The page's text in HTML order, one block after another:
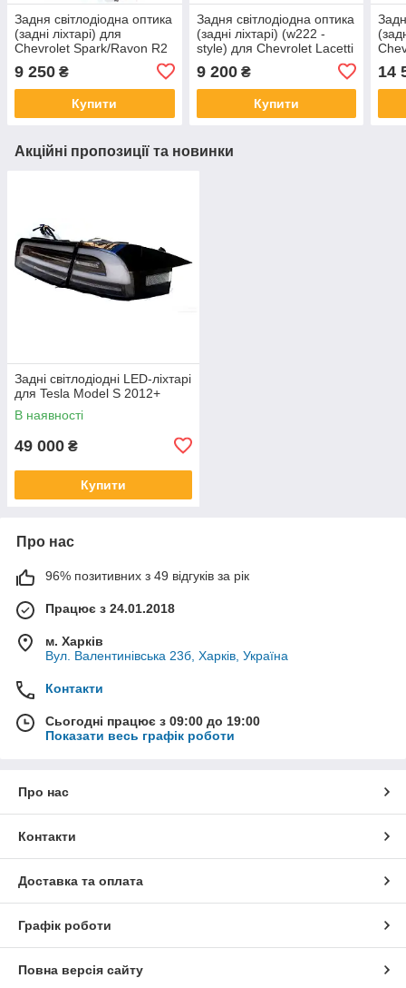
Задня світлодіодна оптика
(задні ліхтарі) для
Chevrolet Spark/Ravon R2
9 250 ₴
Купити
Задня світлодіодна оптика
(задні ліхтарі) (w222 -
style) для Chevrolet Lacetti
9 200₴
Купити
14
Акційні пропозиції та новинки
Задні світлодіодні LED-ліхтарі
для Tesla Model S 2012+
В наявності
49 000 ₴
Купити
Про нас
96% позитивних з 49 відгуків за рік
Працює з 24.01.2018
м. Харків
Вул. Валентинівська 23б, Харків, Україна
Контакти
Сьогодні працює з 09:00 до 19:00
Показати весь графік роботи
Про нас
Контакти
Доставка та оплата
Графік роботи
Повна версія сайту